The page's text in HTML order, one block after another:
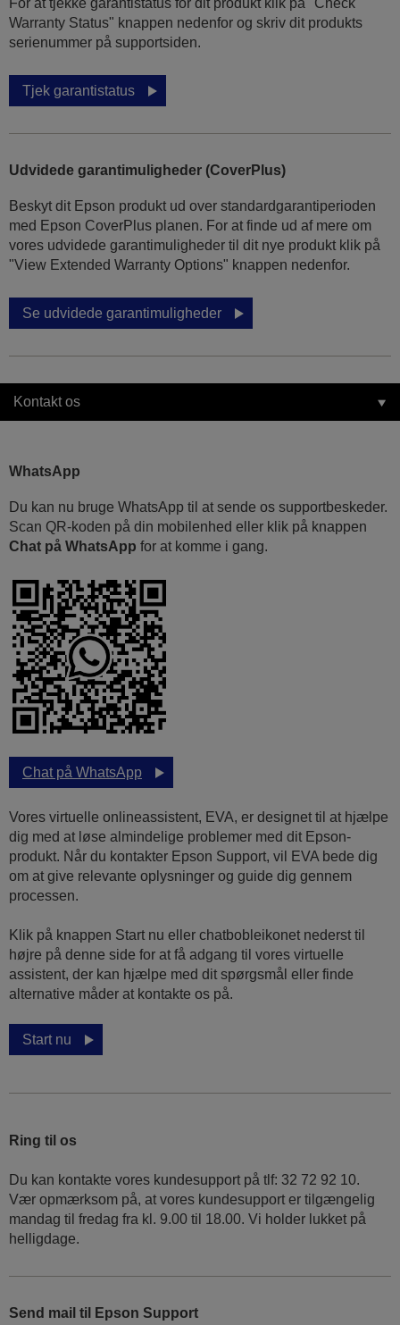
For at tjekke garantistatus for dit produkt klik på "Check
Warranty Status" knappen nedenfor og skriv dit produkts
serienummer på supportsiden.
Tjek garantistatus
Udvidede garantimuligheder (CoverPlus)
Beskyt dit Epson produkt ud over standardgarantiperioden
med Epson CoverPlus planen. For at finde ud af mere om
vores udvidede garantimuligheder til dit nye produkt klik på
"View Extended Warranty Options" knappen nedenfor.
Se udvidede garantimuligheder
Kontakt os
WhatsApp
Du kan nu bruge WhatsApp til at sende os supportbeskeder.
Scan QR-koden på din mobilenhed eller klik på knappen
Chat på WhatsApp for at komme i gang.
Chat på WhatsApp
Vores virtuelle onlineassistent, EVA, er designet til at hjælpe
dig med at løse almindelige problemer med dit Epson-
produkt. Når du kontakter Epson Support, vil EVA bede dig
om at give relevante oplysninger og guide dig gennem
processen.
Klik på knappen Start nu eller chatbobleikonet nederst til
højre på denne side for at få adgang til vores virtuelle
assistent, der kan hjælpe med dit spørgsmål eller finde
alternative måder at kontakte os på.
Start nu
Ring til os
Du kan kontakte vores kundesupport på tlf: 32 72 92 10.
Vær opmærksom på, at vores kundesupport er tilgængelig
mandag til fredag ​​fra kl. 9.00 til 18.00. Vi holder lukket på
helligdage.
Send mail til Epson Support